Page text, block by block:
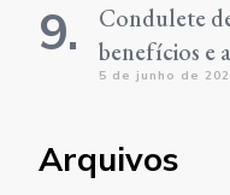
Condulete
benefícios e
5 de junho de
Arquivos